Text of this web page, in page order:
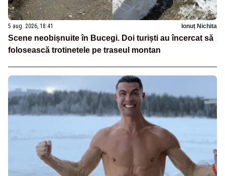
5 aug. 2026, 18:41 Ionuț Nichita
Scene neobișnuite în Bucegi. Doi turiști au încercat să
folosească trotinetele pe traseul montan